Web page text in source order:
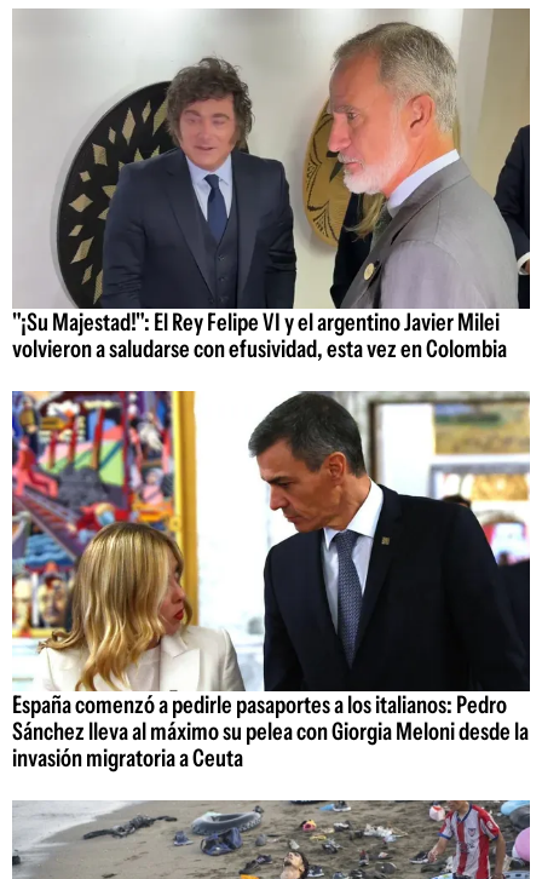
"¡Su Majestad!": El Rey Felipe VI y el argentino Javier Milei
volvieron a saludarse con efusividad, esta vez en Colombia
España comenzó a pedirle pasaportes a los italianos: Pedro
Sánchez lleva al máximo su pelea con Giorgia Meloni desde la
invasión migratoria a Ceuta